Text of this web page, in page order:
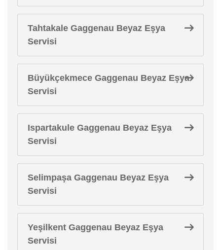
Tahtakale Gaggenau Beyaz Eşya
Servisi
Büyükçekmece Gaggenau Beyaz Eşya
Servisi
Ispartakule Gaggenau Beyaz Eşya
Servisi
Selimpaşa Gaggenau Beyaz Eşya
Servisi
Yeşilkent Gaggenau Beyaz Eşya
Servisi